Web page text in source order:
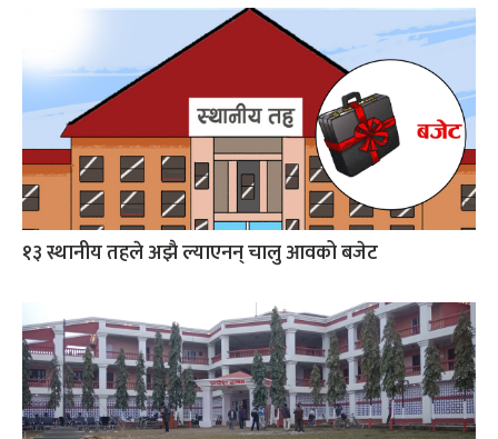
१३ स्थानीय तहले अझै ल्याएनन् चालु आवको बजेट